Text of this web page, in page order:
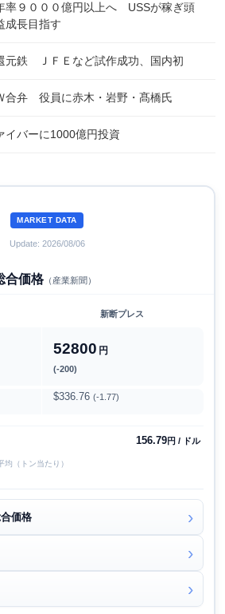
９０００億円以上へ USSが稼ぎ頭
成長目指す
元鉄 ＪＦＥなど試作成功、国内初
合弁 役員に赤木・岩野・髙橋氏
バーに1000億円投資
MARKET DATA
Update: 2026/08/06
合価格（産業新聞）
新断プレス
52800 円
(-200)
$336.76 (-1.77)
156.79円 / ドル
（トン当たり）
価格